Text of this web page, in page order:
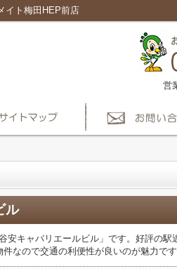
イト梅田HEP前店
営
ル
安キャバリエールビル」です。好評の
なので交通の利便性が良いのが魅力で